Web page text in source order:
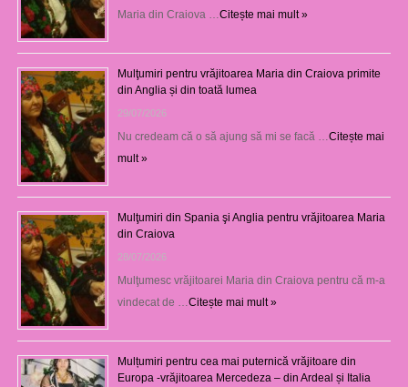
Maria din Craiova … Citește mai mult »
Mulţumiri pentru vrăjitoarea Maria din Craiova primite
din Anglia și din toată lumea
29/07/2026
Nu credeam că o să ajung să mi se facă … Citește mai
mult »
Mulţumiri din Spania şi Anglia pentru vrăjitoarea Maria
din Craiova
28/07/2026
Mulţumesc vrăjitoarei Maria din Craiova pentru că m-a
vindecat de … Citește mai mult »
Mulțumiri pentru cea mai puternică vrăjitoare din
Europa -vrăjitoarea Mercedeza – din Ardeal și Italia